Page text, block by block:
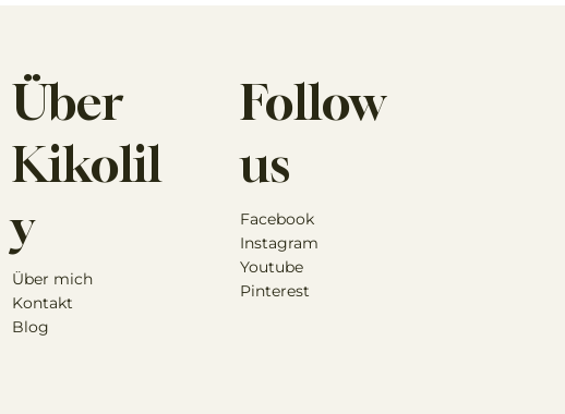
Follow
us
Facebook
Instagram
Youtube
Pinterest
Über
Kikolil
y
Über mich
Kontakt
Blog